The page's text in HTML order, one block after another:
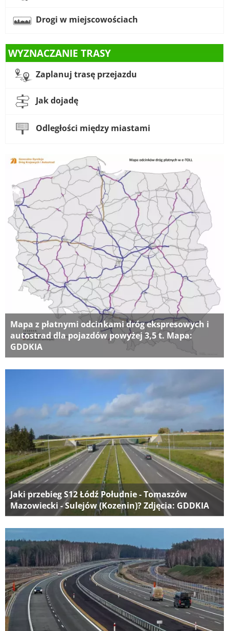
Drogi w miejscowościach
WYZNACZANIE TRASY
Zaplanuj trasę przejazdu
Jak dojadę
Odległości między miastami
Mapa z płatnymi odcinkami dróg ekspresowych i
autostrad dla pojazdów powyżej 3,5 t. Mapa:
GDDKIA
Jaki przebieg S12 Łódź Południe - Tomaszów
Mazowiecki - Sulejów (Kozenin)? Zdjęcia: GDDKIA